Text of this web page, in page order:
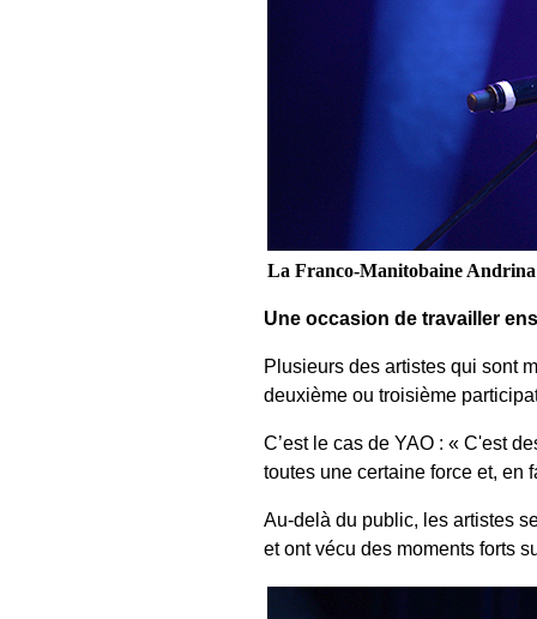
La Franco-Manitobaine
Une occasion de travailler
Plusieurs des artistes qui sont
deuxième ou troisième
C’est le cas de YAO : « C'est
toutes une certaine force et, en
Au-delà du public, les artistes
et ont vécu des moments forts